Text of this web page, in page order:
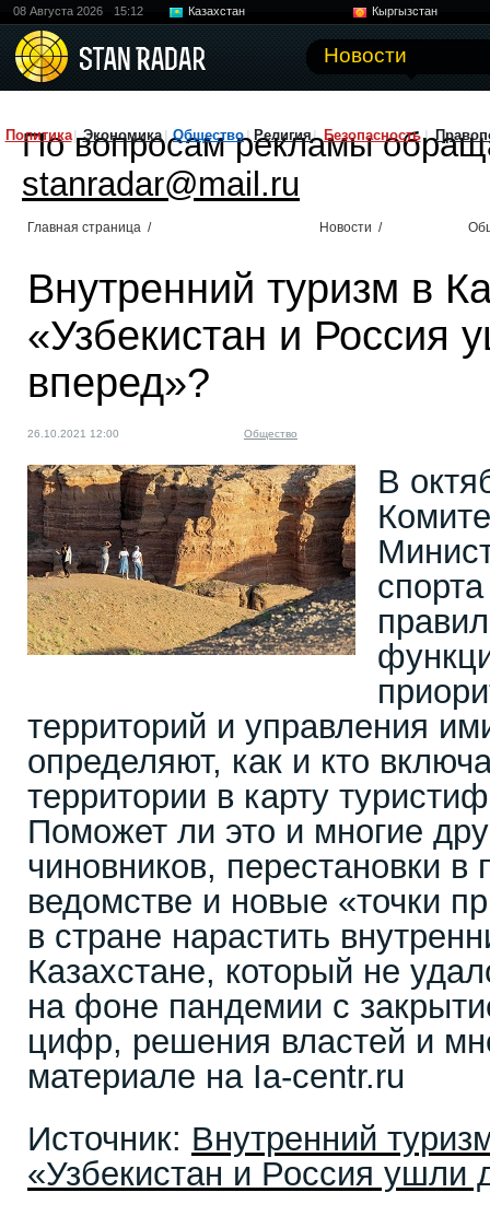
08 Августа 2026 15:12 Казахстан
Кыргызстан
Новости
Политика Экономика Общество Религия Безопасность
По вопросам рекламы
stanradar@mail.ru
Главная страница / Новости /
Внутренний туризм в
«Узбекистан и Россия
вперед»?
26.10.2021 12:00 Общество
В
территорий и управления
определяют, как и кто
территории в карту
Поможет ли это и многие
чиновников, перестановки
ведомстве и новые «точки
в стране нарастить
Казахстане, который не
на фоне пандемии с
цифр, решения властей и
материале на Ia-centr.ru
Источник: Внутренний
«Узбекистан и Россия ушли